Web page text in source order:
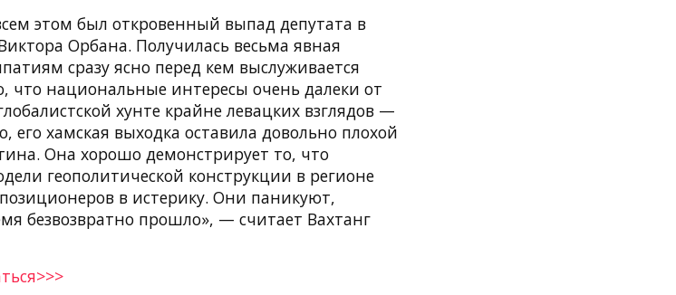
этом был откровенный выпад депутата в
Орбана. Получилась весьма явная
сразу ясно перед кем выслуживается
что национальные интересы очень далеки от
хунте крайне левацких взглядов —
его хамская выходка оставила довольно плохой
Она хорошо демонстрирует то, что
геополитической конструкции в регионе
в истерику. Они паникуют,
безвозвратно прошло», — считает Вахтанг